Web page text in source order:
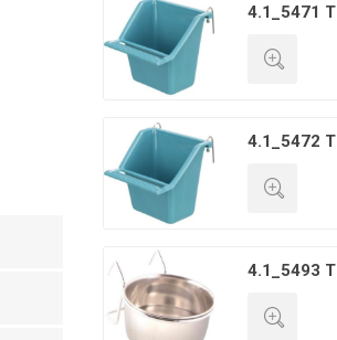
4.1_5471
4.1_5472
4.1_5493